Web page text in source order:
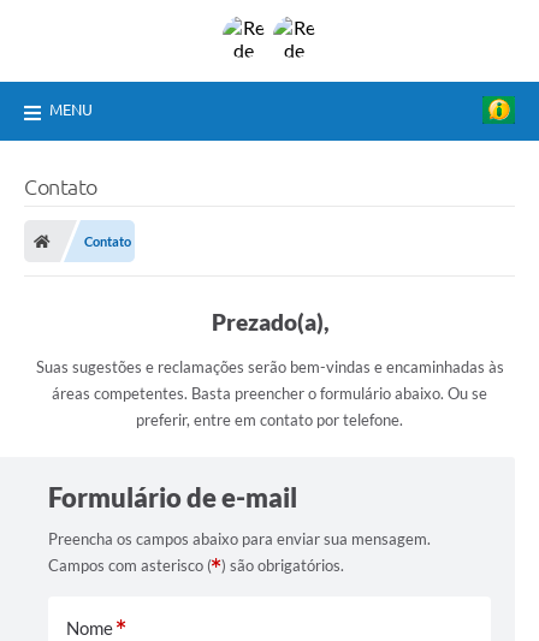
MENU
Contato
Contato
Prezado(a),
Suas sugestões e reclamações serão bem-vindas e encaminhadas às
áreas competentes. Basta preencher o formulário abaixo. Ou se
preferir, entre em contato por telefone.
Formulário de e-mail
Preencha os campos abaixo para enviar sua mensagem.
Campos com asterisco ( ) são obrigatórios.
Nome